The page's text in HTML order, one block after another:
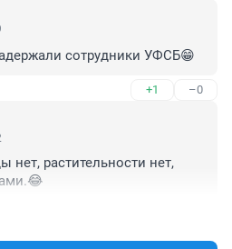
сотрудники УФСБ😁
+1 –0
нет, растительности нет,